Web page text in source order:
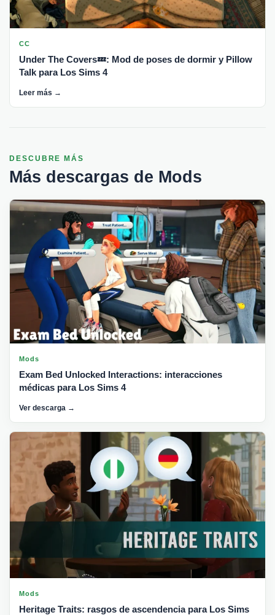
CC
Under The Covers💤: Mod de poses de dormir y Pillow
Talk para Los Sims 4
Leer más →
DESCUBRE MÁS
Más descargas de Mods
Mods
Exam Bed Unlocked Interactions: interacciones
médicas para Los Sims 4
Ver descarga →
Mods
Heritage Traits: rasgos de ascendencia para Los Sims